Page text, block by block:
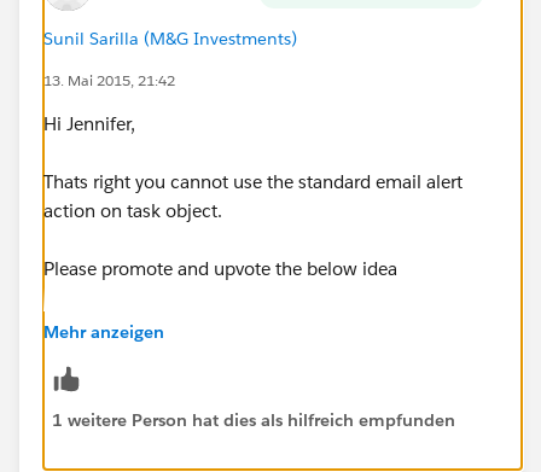
Sunil Sarilla (M&G Investments)
13. Mai 2015, 21:42
Hi Jennifer,
Thats right you cannot use the standard email alert
action on task object.
Please promote and upvote the below idea
https://success.salesforce.com/ideaview?
you can achieve this using the flow and process
Mehr anzeigen
1 weitere Person hat dies als hilfreich empfunden